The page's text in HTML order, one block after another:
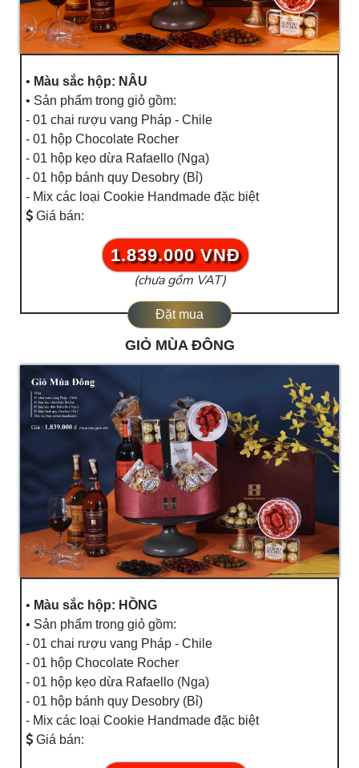
• Màu sắc hộp: NÂU
• Sản phẩm trong giỏ gồm:
- 01 chai rượu vang Pháp - Chile
- 01 hộp Chocolate Rocher
- 01 hộp kẹo dừa Rafaello (Nga)
- 01 hộp bánh quy Desobry (Bỉ)
- Mix các loại Cookie Handmade đặc biệt
Giá bán:
1.839.000 VNĐ
(chưa gồm VAT)
Đặt mua
GIỎ MÙA ĐÔNG
• Màu sắc hộp: HỒNG
• Sản phẩm trong giỏ gồm:
- 01 chai rượu vang Pháp - Chile
- 01 hộp Chocolate Rocher
- 01 hộp kẹo dừa Rafaello (Nga)
- 01 hộp bánh quy Desobry (Bỉ)
- Mix các loại Cookie Handmade đặc biệt
Giá bán: